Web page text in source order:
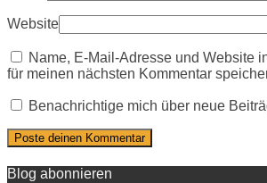
Website
Name, E-Mail-Adresse und Website
für meinen nächsten Kommentar
Benachrichtige mich über neue
Blog abonnieren